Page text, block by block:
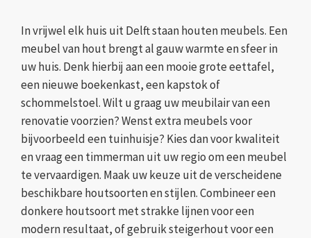
In vrijwel elk huis uit Delft staan houten meubels. Een
meubel van hout brengt al gauw warmte en sfeer in
uw huis. Denk hierbij aan een mooie grote eettafel,
een nieuwe boekenkast, een kapstok of
schommelstoel. Wilt u graag uw meubilair van een
renovatie voorzien? Wenst extra meubels voor
bijvoorbeeld een tuinhuisje? Kies dan voor kwaliteit
en vraag een timmerman uit uw regio om een meubel
te vervaardigen. Maak uw keuze uit de verscheidene
beschikbare houtsoorten en stijlen. Combineer een
donkere houtsoort met strakke lijnen voor een
modern resultaat, of gebruik steigerhout voor een